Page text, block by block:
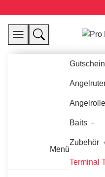
Menü
Baits
Zubehör
Terminal